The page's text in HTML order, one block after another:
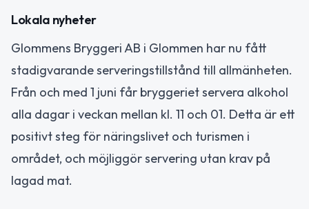
Lokala nyheter
Glommens Bryggeri AB i Glommen har nu fått
stadigvarande serveringstillstånd till allmänheten.
Från och med 1 juni får bryggeriet servera alkohol
alla dagar i veckan mellan kl. 11 och 01. Detta är ett
positivt steg för näringslivet och turismen i
området, och möjliggör servering utan krav på
lagad mat.